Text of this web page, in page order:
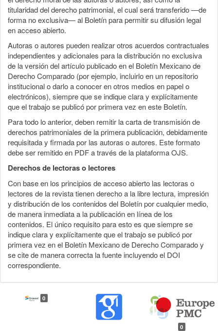
titularidad del derecho patrimonial, el cual será transferido —de
forma no exclusiva— al Boletín para permitir su difusión legal
en acceso abierto.
Autoras o autores pueden realizar otros acuerdos contractuales
independientes y adicionales para la distribución no exclusiva
de la versión del artículo publicado en el Boletín Mexicano de
Derecho Comparado (por ejemplo, incluirlo en un repositorio
institucional o darlo a conocer en otros medios en papel o
electrónicos), siempre que se indique clara y explícitamente
que el trabajo se publicó por primera vez en este Boletín.
Para todo lo anterior, deben remitir la carta de transmisión de
derechos patrimoniales de la primera publicación, debidamente
requisitada y firmada por las autoras o autores. Este formato
debe ser remitido en PDF a través de la plataforma OJS.
Derechos de lectoras o lectores
Con base en los principios de acceso abierto las lectoras o
lectores de la revista tienen derecho a la libre lectura, impresión
y distribución de los contenidos del Boletín por cualquier medio,
de manera inmediata a la publicación en línea de los
contenidos. El único requisito para esto es que siempre se
indique clara y explícitamente que el trabajo se publicó por
primera vez en el Boletín Mexicano de Derecho Comparado y
se cite de manera correcta la fuente incluyendo el DOI
correspondiente.
0
0